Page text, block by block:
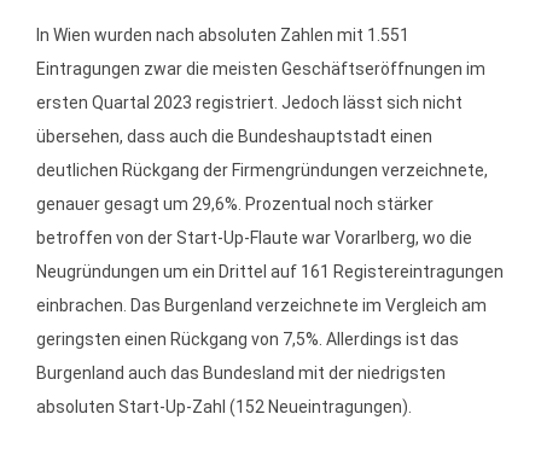
In Wien wurden nach absoluten Zahlen mit 1.551
Eintragungen zwar die meisten Geschäftseröffnungen im
ersten Quartal 2023 registriert. Jedoch lässt sich nicht
übersehen, dass auch die Bundeshauptstadt einen
deutlichen Rückgang der Firmengründungen verzeichnete,
genauer gesagt um 29,6%. Prozentual noch stärker
betroffen von der Start-Up-Flaute war Vorarlberg, wo die
Neugründungen um ein Drittel auf 161 Registereintragungen
einbrachen. Das Burgenland verzeichnete im Vergleich am
geringsten einen Rückgang von 7,5%. Allerdings ist das
Burgenland auch das Bundesland mit der niedrigsten
absoluten Start-Up-Zahl (152 Neueintragungen).